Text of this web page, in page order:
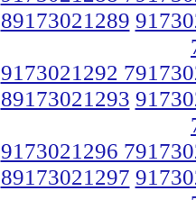
89173021289
9173021292
89173021293
9173021296
89173021297